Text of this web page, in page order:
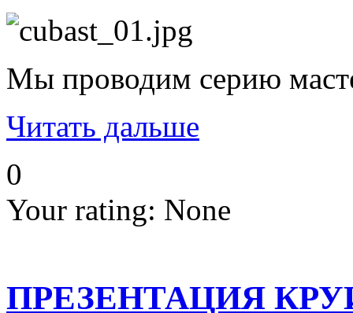
Мы проводим серию
Читать дальше
0
Your rating: None
ПРЕЗЕНТАЦИЯ